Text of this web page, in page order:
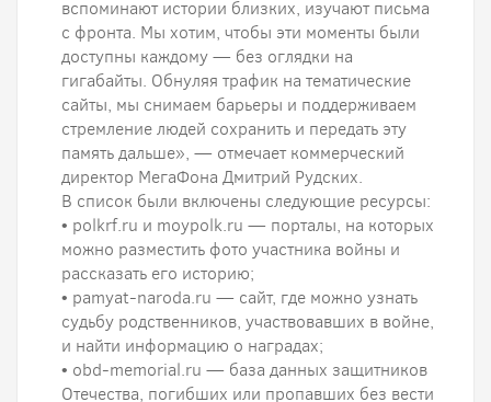
вспоминают истории близких, изучают письма
с фронта. Мы хотим, чтобы эти моменты были
доступны каждому — без оглядки на
гигабайты. Обнуляя трафик на тематические
сайты, мы снимаем барьеры и поддерживаем
стремление людей сохранить и передать эту
память дальше», — отмечает коммерческий
директор МегаФона Дмитрий Рудских.
В список были включены следующие ресурсы:
• polkrf.ru и moypolk.ru — порталы, на которых
можно разместить фото участника войны и
рассказать его историю;
• pamyat-naroda.ru — сайт, где можно узнать
судьбу родственников, участвовавших в войне,
и найти информацию о наградах;
• obd-memorial.ru — база данных защитников
Отечества, погибших или пропавших без вести